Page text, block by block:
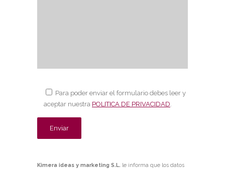
Para poder enviar el formulario debes leer y
aceptar nuestra POLITICA DE PRIVACIDAD
Kimera ideas y marketing S.L. le informa que los datos